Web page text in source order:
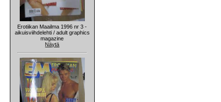
Erotiikan Maailma 1996 nr 3 -
aikuisviihdelehti / adult graphics
magazine
Näytä